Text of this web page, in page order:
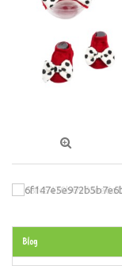
Blog